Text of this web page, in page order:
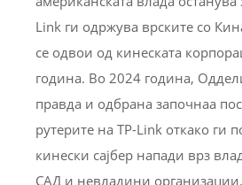
Link ги одржува врските со
се одвои од кинеската
година. Во 2024 година,
правда и одбрана започнаа
рутерите на TP-Link откако ги
кинески сајбер напади врз
САД и невладини